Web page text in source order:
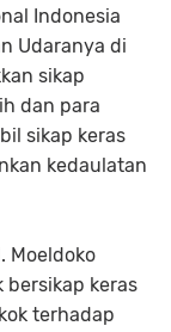
Indonesia
Udaranya di
sikap
dan para
sikap keras
kedaulatan
Moeldoko
bersikap keras
terhadap